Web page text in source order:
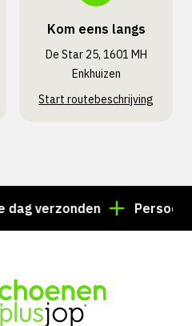
Kom eens langs
De Star 25, 1601 MH
Enkhuizen
Start routebeschrijving
verzonden Persoonlijk